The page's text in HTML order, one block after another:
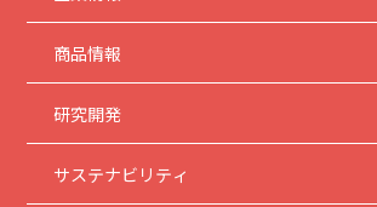
商品情報
研究開発
サステナビリティ